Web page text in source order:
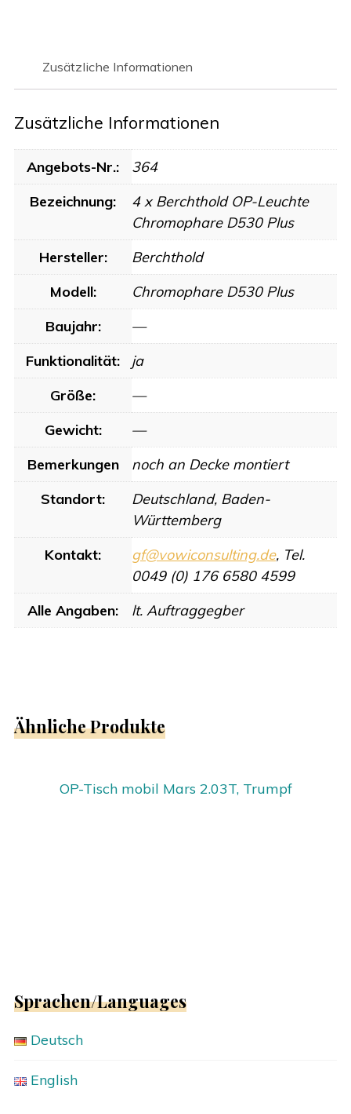
Zusätzliche Informationen
Zusätzliche Informationen
Angebots-Nr.:
364
Bezeichnung:
4 x Berchthold OP-Leuchte
Chromophare D530 Plus
Hersteller:
Berchthold
Modell:
Chromophare D530 Plus
Baujahr:
—
Funktionalität:
ja
Größe:
—
Gewicht:
—
Bemerkungen
noch an Decke montiert
Standort:
Deutschland, Baden-
Württemberg
Kontakt:
gf@vowiconsulting.de, Tel.
0049 (0) 176 6580 4599
Alle Angaben:
lt. Auftraggegber
Ähnliche Produkte
OP-Tisch mobil Mars 2.03T, Trumpf
Sprachen/Languages
Deutsch
English